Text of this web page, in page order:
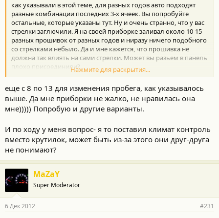
как указывали в этой теме, для разных годов авто подходят
разные комбинации последних 3-х ячеек. Вы попробуйте
остальные, которые указаны тут. Ну и очень странно, что у вас
стрелки заглючили. Я на своей приборке заливал около 10-15
разных прошивок от разных годов и ниразу ничего подобного
со стрелками небыло. Да и мне кажется, что прошивка не
должна так влиять на сами стрелки. Может вы разьем в панель
плохо присоединили?
Если вы перед прошивкой приборки записали родной дамп на
компьютер, то ничего вашей приборке не будет. Просто
"залейте" его обратно. Вы точно меняли только последние 3
ячейки?
Нажмите для раскрытия...
еще с 8 по 13 для изменения пробега, как указывалось
выше. Да мне приборки не жалко, не нравилась она
мне))))) Попробую и другие варианты.
И по ходу у меня вопрос- я то поставил климат контроль
вместо крутилок, может быть из-за этого они друг-друга
не понимают?
MaZaY
Super Moderator
6 Дек 2012 #231